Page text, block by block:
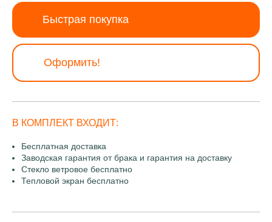
Быстрая покупка
Оформить!
В КОМПЛЕКТ ВХОДИТ:
Бесплатная доставка
Заводская гарантия от брака и гарантия на доставку
Стекло ветровое бесплатно
Тепловой экран бесплатно